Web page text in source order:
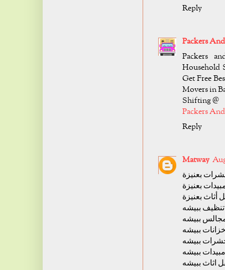
Reply
Packers
Packers
Household
Get Free
Movers in
Shifting @
Packers
Reply
Matway
بعنيزة
بعنيزة
أثاث بعنيزة
ببيشه
ببيشه
ببيشه
ببيشه
ببيشه
اثاث ببيشه